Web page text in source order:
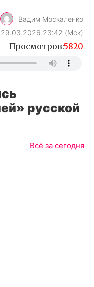
Вадим Москаленко
29.03.2026 23:42 (Мск)
Просмотров:5820
русской
Всё за сегодня